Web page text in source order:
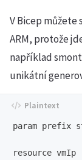
V Bicep můžete
ARM, protože
například
unikátní
param prefix
resource vmIp